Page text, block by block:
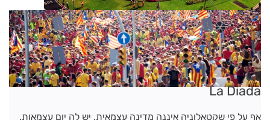
La Diada
אף על פי שקטאלוניה איננה מדינה עצמאית, יש לה יום עצמאות.